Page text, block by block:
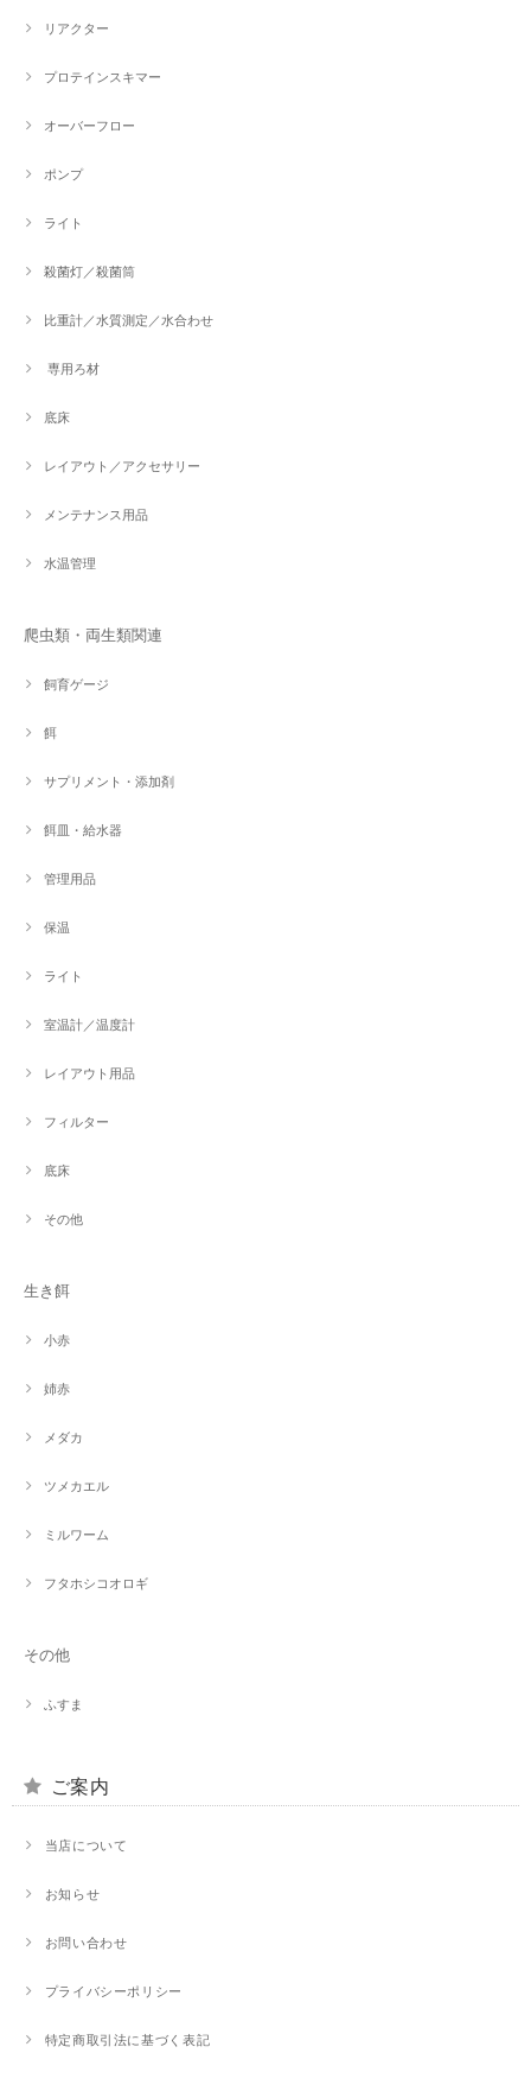
リアクター
プロテインスキマー
オーバーフロー
ポンプ
ライト
殺菌灯／殺菌筒
比重計／水質測定／水合わせ
専用ろ材
底床
レイアウト／アクセサリー
メンテナンス用品
水温管理
爬虫類・両生類関連
飼育ゲージ
餌
サプリメント・添加剤
餌皿・給水器
管理用品
保温
ライト
室温計／温度計
レイアウト用品
フィルター
底床
その他
生き餌
小赤
姉赤
メダカ
ツメカエル
ミルワーム
フタホシコオロギ
その他
ふすま
ご案内
当店について
お知らせ
お問い合わせ
プライバシーポリシー
特定商取引法に基づく表記